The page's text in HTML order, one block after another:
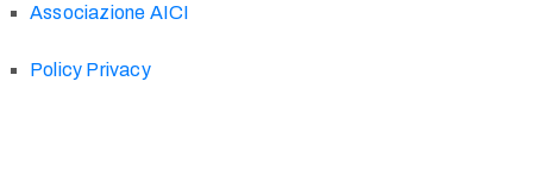
Associazione AICI
Policy Privacy